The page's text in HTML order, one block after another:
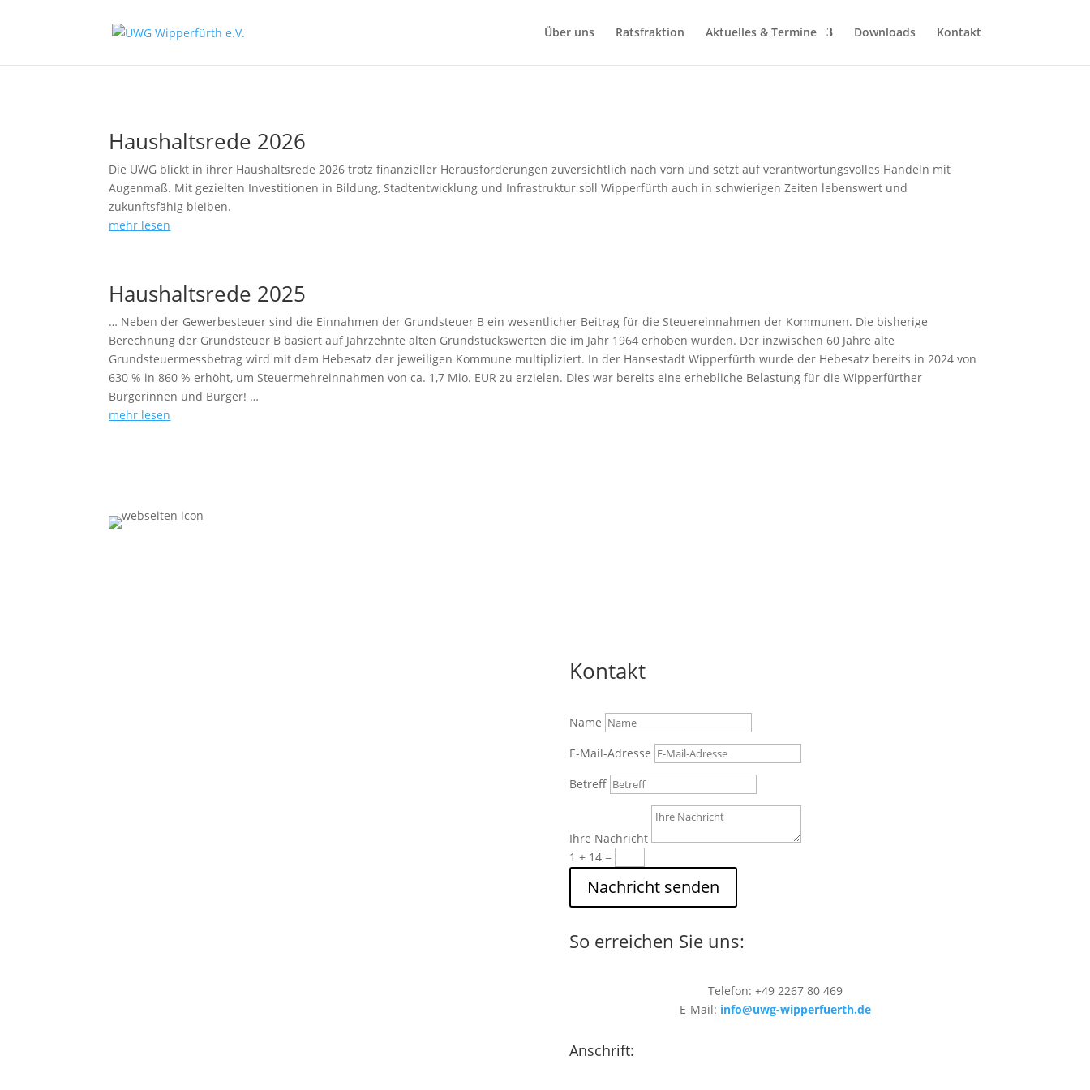
Über uns Ratsfraktion Aktuelles & Termine Downloads Kontakt
Haushaltsrede 2026
Die UWG blickt in ihrer Haushaltsrede 2026 trotz finanzieller Herausforderungen zuversichtlich nach vorn und setzt auf verantwortungsvolles Handeln mit
Augenmaß. Mit gezielten Investitionen in Bildung, Stadtentwicklung und Infrastruktur soll Wipperfürth auch in schwierigen Zeiten lebenswert und
zukunftsfähig bleiben.
mehr lesen
Haushaltsrede 2025
… Neben der Gewerbesteuer sind die Einnahmen der Grundsteuer B ein wesentlicher Beitrag für die Steuereinnahmen der Kommunen. Die bisherige
Berechnung der Grundsteuer B basiert auf Jahrzehnte alten Grundstückswerten die im Jahr 1964 erhoben wurden. Der inzwischen 60 Jahre alte
Grundsteuermessbetrag wird mit dem Hebesatz der jeweiligen Kommune multipliziert. In der Hansestadt Wipperfürth wurde der Hebesatz bereits in 2024 von
630 % in 860 % erhöht, um Steuermehreinnahmen von ca. 1,7 Mio. EUR zu erzielen. Dies war bereits eine erhebliche Belastung für die Wipperfürther
Bürgerinnen und Bürger! …
mehr lesen
Kontakt
Name
E-Mail-Adresse
Betreff
Ihre Nachricht
1 + 14=
Nachricht senden
So erreichen Sie uns:
Telefon: +49 2267 80 469
E-Mail: info@uwg-wipperfuerth.de
Anschrift: